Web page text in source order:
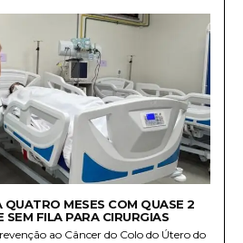
MESES COM QUASE 2
SEM FILA PARA CIRURGIAS
ao Câncer do Colo do Útero do